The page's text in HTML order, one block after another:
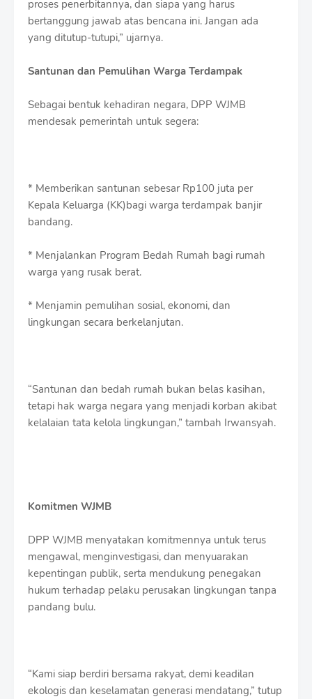
proses penerbitannya, dan siapa yang harus
bertanggung jawab atas bencana ini. Jangan ada
yang ditutup-tutupi,” ujarnya.
Santunan dan Pemulihan Warga Terdampak
Sebagai bentuk kehadiran negara, DPP WJMB
mendesak pemerintah untuk segera:
* Memberikan santunan sebesar Rp100 juta per
Kepala Keluarga (KK)bagi warga terdampak banjir
bandang.
* Menjalankan Program Bedah Rumah bagi rumah
warga yang rusak berat.
* Menjamin pemulihan sosial, ekonomi, dan
lingkungan secara berkelanjutan.
“Santunan dan bedah rumah bukan belas kasihan,
tetapi hak warga negara yang menjadi korban akibat
kelalaian tata kelola lingkungan,” tambah Irwansyah.
Komitmen WJMB
DPP WJMB menyatakan komitmennya untuk terus
mengawal, menginvestigasi, dan menyuarakan
kepentingan publik, serta mendukung penegakan
hukum terhadap pelaku perusakan lingkungan tanpa
pandang bulu.
“Kami siap berdiri bersama rakyat, demi keadilan
ekologis dan keselamatan generasi mendatang,” tutup